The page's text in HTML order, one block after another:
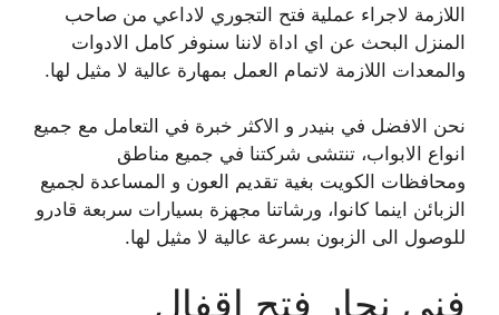
اللازمة لاجراء عملية فتح التجوري لاداعي من صاحب
المنزل البحث عن اي اداة لاننا سنوفر كامل الادوات
والمعدات اللازمة لاتمام العمل بمهارة عالية لا مثيل لها.
نحن الافضل في بنيدر و الاكثر خبرة في التعامل مع جميع
انواع الابواب، تنتشى شركتنا في جميع مناطق
ومحافظات الكويت بغية تقديم العون و المساعدة لجميع
الزبائن اينما كانوا، ورشاتنا مجهزة بسيارات سربعة قادرو
للوصول الى الزبون بسرعة عالية لا مثيل لها.
فني نجار فتح اقفال